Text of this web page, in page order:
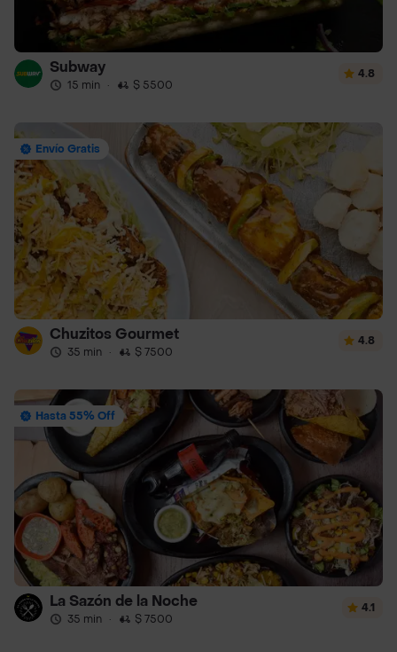
Subway
15 min · $ 5500
4.8
Envío Gratis
Chuzitos Gourmet
35 min · $ 7500
4.8
Hasta 55% Off
La Sazón de la Noche
35 min · $ 7500
4.1